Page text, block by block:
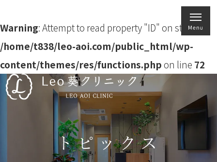
Warning: Attempt to read property "ID" on string in
/home/t838/leo-aoi.com/public_html/wp-
content/themes/res/functions.phpon line 72
トピックス